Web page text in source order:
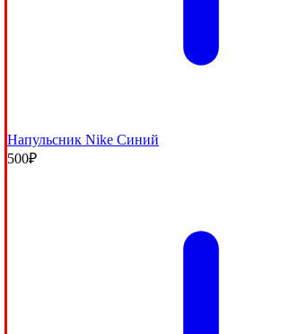
Напульсник Nike Синий
500₽